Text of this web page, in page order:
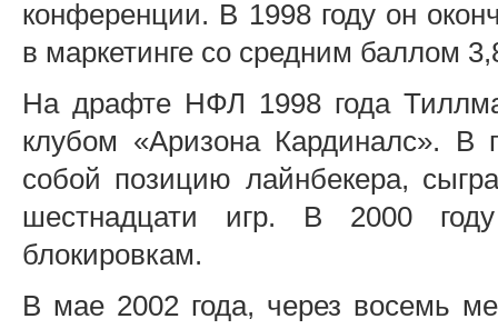
конференции. В 1998 году он
в маркетинге со средним баллом
На драфте НФЛ 1998 года
клубом «Аризона Кардиналс». В
собой позицию лайнбекера,
шестнадцати игр. В 2000
блокировкам.
В мае 2002 года, через восемь